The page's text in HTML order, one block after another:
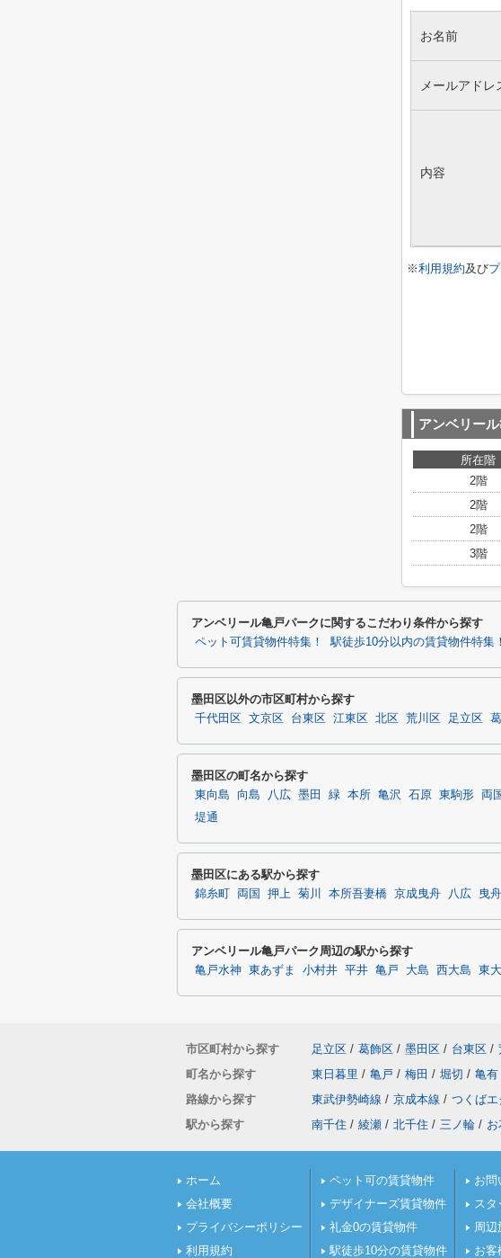
お名前
メールアドレ
内容
※利用規約及び
アンベリー
所在階
2階
2階
2階
3階
アンベリール亀戸パークに関するこだわり条件から探す
ペット可賃貸物件特集！ 駅徒歩10分以内の賃貸物件特集！
墨田区以外の市区町村から探す
千代田区 文京区 台東区 江東区 北区 荒川区 足立区
墨田区の町名から探す
東向島 向島 八広 墨田 緑 本所 亀沢 石原 東駒形 両
堤通
墨田区にある駅から探す
錦糸町 両国 押上 菊川 本所吾妻橋 京成曳舟 八広 曳舟
アンベリール亀戸パーク周辺の駅から探す
亀戸水神 東あずま 小村井 平井 亀戸 大島 西大島 東
市区町村から探す 足立区 / 葛飾区 / 墨田区 / 台東区 /
町名から探す
東日暮里 / 亀戸 / 梅田 / 堀切 / 亀有
路線から探す
東武伊勢崎線 / 京成本線 / つくばエ
駅から探す
南千住 / 綾瀬 / 北千住 / 三ノ輪 / お
ホーム
会社概要
プライバシーポリシー
利用規約
ペット可の賃貸物件
デザイナーズ賃貸物件
礼金0の賃貸物件
駅徒歩10分の賃貸物件
お問
スタ
周辺
お客